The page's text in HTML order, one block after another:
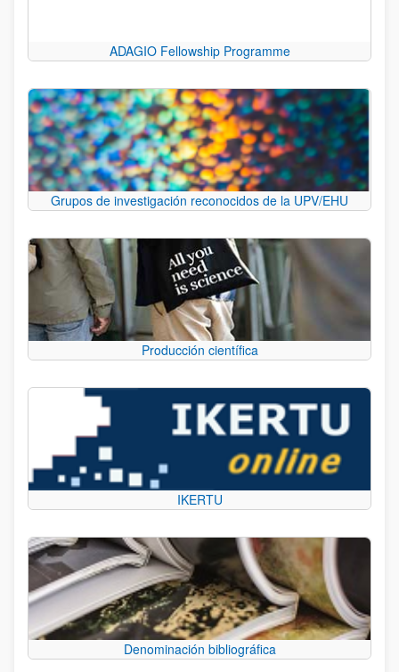
ADAGIO Fellowship Programme
Grupos de investigación reconocidos de la UPV/EHU
Producción científica
IKERTU
Denominación bibliográfica